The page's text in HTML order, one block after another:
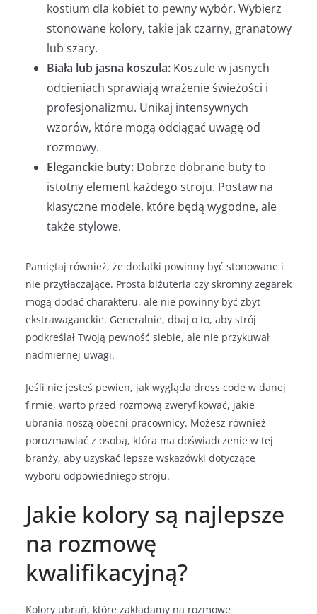
kostium dla kobiet to pewny wybór. Wybierz
stonowane kolory, takie jak czarny, granatowy
lub szary.
Biała lub jasna koszula: Koszule w jasnych
odcieniach sprawiają wrażenie świeżości i
profesjonalizmu. Unikaj intensywnych
wzorów, które mogą odciągać uwagę od
rozmowy.
Eleganckie buty: Dobrze dobrane buty to
istotny element każdego stroju. Postaw na
klasyczne modele, które będą wygodne, ale
także stylowe.
Pamiętaj również, że dodatki powinny być stonowane i
nie przytłaczające. Prosta biżuteria czy skromny zegarek
mogą dodać charakteru, ale nie powinny być zbyt
ekstrawaganckie. Generalnie, dbaj o to, aby strój
podkreślał Twoją pewność siebie, ale nie przykuwał
nadmiernej uwagi.
Jeśli nie jesteś pewien, jak wygląda dress code w danej
firmie, warto przed rozmową zweryfikować, jakie
ubrania noszą obecni pracownicy. Możesz również
porozmawiać z osobą, która ma doświadczenie w tej
branży, aby uzyskać lepsze wskazówki dotyczące
wyboru odpowiedniego stroju.
Jakie kolory są najlepsze
na rozmowę
kwalifikacyjną?
Kolory ubrań, które zakładamy na rozmowę